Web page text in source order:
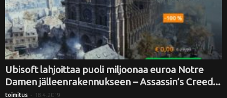
Ubisoft lahjoittaa puoli miljoonaa euroa Notre
Damen jälleenrakennukseen – Assassin’s Creed...
toimitus - 18.4.2019